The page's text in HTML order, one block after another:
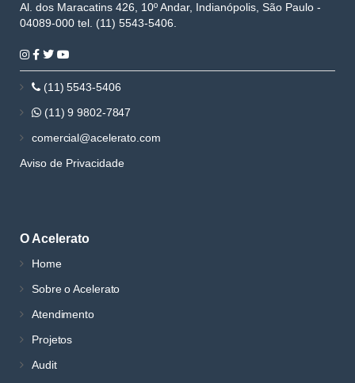
Al. dos Maracatins 426, 10º Andar, Indianópolis, São Paulo -
04089-000 tel. (11) 5543-5406.
(11) 5543-5406
(11) 9 9802-7847
comercial@acelerato.com
Aviso de Privacidade
O Acelerato
Home
Sobre o Acelerato
Atendimento
Projetos
Audit